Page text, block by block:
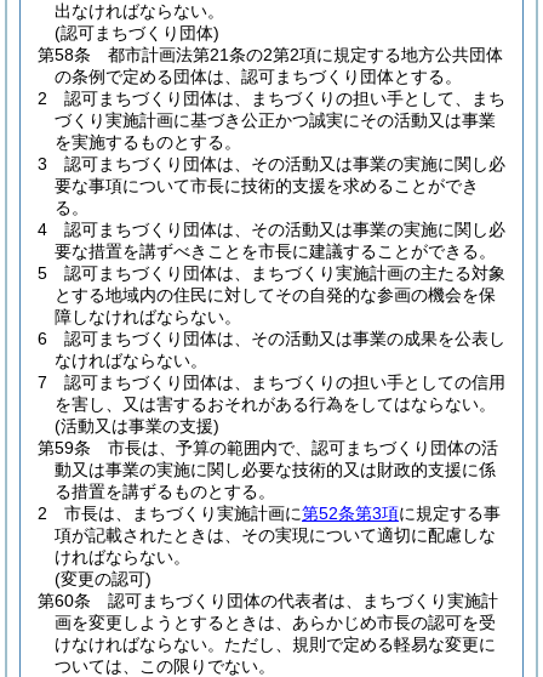
出なければならない。
(認可まちづくり団体)
第58条
都市計画法第21条の2第2項に規定する地方公共団体
の条例で定める団体は、認可まちづくり団体とする。
2
認可まちづくり団体は、まちづくりの担い手として、まち
づくり実施計画に基づき公正かつ誠実にその活動又は事業
を実施するものとする。
3
認可まちづくり団体は、その活動又は事業の実施に関し必
要な事項について市長に技術的支援を求めることができ
る。
4
認可まちづくり団体は、その活動又は事業の実施に関し必
要な措置を講ずべきことを市長に建議することができる。
5
認可まちづくり団体は、まちづくり実施計画の主たる対象
とする地域内の住民に対してその自発的な参画の機会を保
障しなければならない。
6
認可まちづくり団体は、その活動又は事業の成果を公表し
なければならない。
7
認可まちづくり団体は、まちづくりの担い手としての信用
を害し、又は害するおそれがある行為をしてはならない。
(活動又は事業の支援)
第59条
市長は、予算の範囲内で、認可まちづくり団体の活
動又は事業の実施に関し必要な技術的又は財政的支援に係
る措置を講ずるものとする。
2
市長は、まちづくり実施計画に第52条第3項に規定する事
項が記載されたときは、その実現について適切に配慮しな
ければならない。
(変更の認可)
第60条
認可まちづくり団体の代表者は、まちづくり実施計
画を変更しようとするときは、あらかじめ市長の認可を受
けなければならない。 ただし、規則で定める軽易な変更に
ついては、この限りでない。